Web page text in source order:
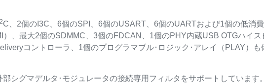
2C、2個のI3C、6個のSPI、6個のUSART、6個のUARTおよび1個の低消費
、最大2個のSDMMC、3個のFDCAN、1個のPHY内蔵USB OTGハイス
コントローラ、1個のプログラマブル･ロジック･アレイ（PLAY）も
シグマデルタ･モジュレータの接続専用フィルタをサポートしています